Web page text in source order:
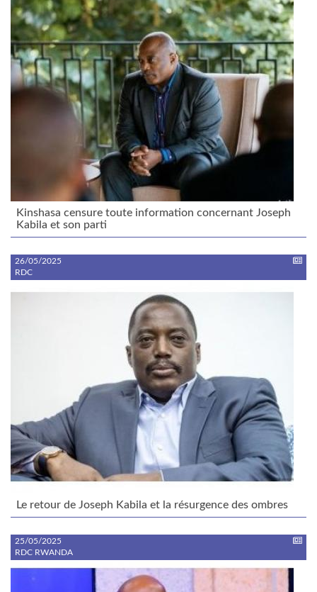
Kinshasa censure toute information concernant Joseph
Kabila et son parti
26/05/2025
RDC
Le retour de Joseph Kabila et la résurgence des ombres
25/05/2025
RDC RWANDA